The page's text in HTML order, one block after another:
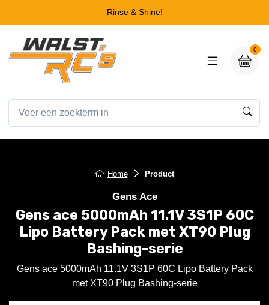
Rinse & Shine!
0
Home Product
Gens Ace
Gens ace 5000mAh 11.1V 3S1P 60C
Lipo Battery Pack met XT90 Plug
Bashing-serie
Gens ace 5000mAh 11.1V 3S1P 60C Lipo Battery Pack
met XT90 Plug Bashing-serie